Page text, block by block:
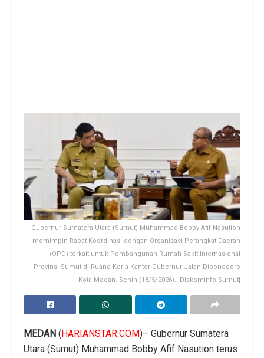
Gubernur Sumatera Utara (Sumut) Muhammad Bobby Afif Nasution
memimpin Rapat Koordinasi dengan Organisasi Perangkat Daerah
(OPD) terkait untuk Pembangunan Rumah Sakit Internasional
Provinsi Sumut di Ruang Kerja Kantor Gubernur Jalan Diponegoro
Kota Medan. Senin (18/5/2026). [Diskominfo Sumut]
MEDAN ( HARIANSTAR.COM)– Gubernur Sumatera
Utara (Sumut) Muhammad Bobby Afif Nasution terus